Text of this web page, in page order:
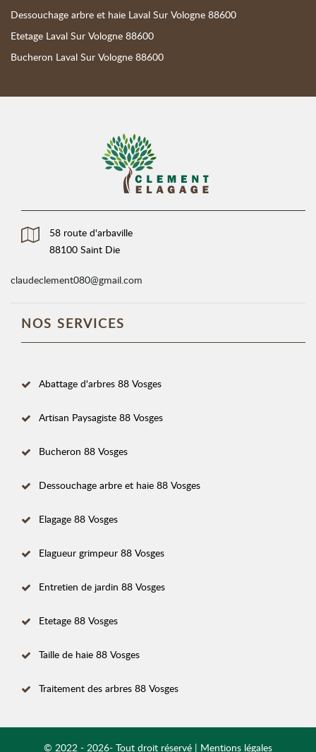
Dessouchage arbre et haie Laval Sur Vologne 88600
Etetage Laval Sur Vologne 88600
Bucheron Laval Sur Vologne 88600
58 route d'arbaville
88100 Saint Die
claudeclement080@gmail.com
NOS SERVICES
Abattage d'arbres 88 Vosges
Artisan Paysagiste 88 Vosges
Bucheron 88 Vosges
Dessouchage arbre et haie 88 Vosges
Elagage 88 Vosges
Elagueur grimpeur 88 Vosges
Entretien de jardin 88 Vosges
Etetage 88 Vosges
Taille de haie 88 Vosges
Traitement des arbres 88 Vosges
© 2022 - 2026- Tout droit réservé | Mentions légales